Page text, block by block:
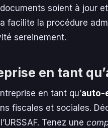
soient à jour
facilite la procédure
sereinement.
en tant
en tant qu’auto-
fiscales et sociales.
Tenez une